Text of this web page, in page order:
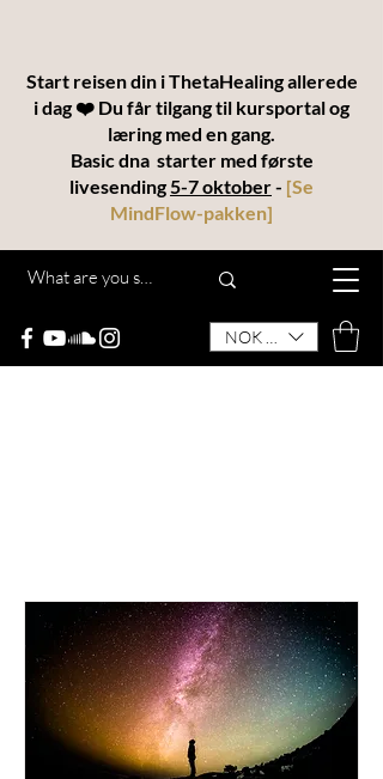
NOK (kr)
Start reisen din i ThetaHealing allerede
i dag ❤️ Du får tilgang til kursportal og
læring med en gang.
Basic dna starter med første
livesending5-7 oktober- [Se
MindFlow-pakken]